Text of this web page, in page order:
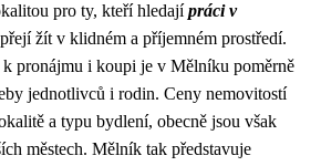
pro ty, kteří hledajípráci v
žít v klidném a příjemném prostředí.
pronájmu i koupi je v Mělníku poměrně
jednotlivců i rodin. Ceny nemovitostí
a typu bydlení, obecně jsou však
městech. Mělník tak představuje